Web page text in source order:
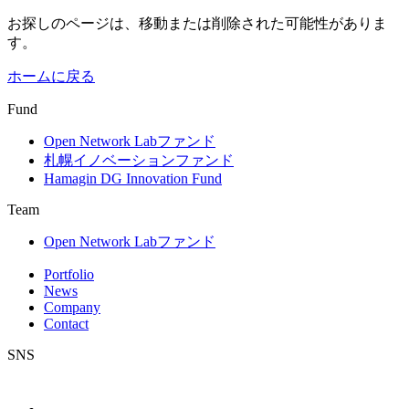
お探しのページは、移動または削除された可能性がありま
す。
ホームに戻る
Fund
Open Network Labファンド
札幌イノベーションファンド
Hamagin DG Innovation Fund
Team
Open Network Labファンド
Portfolio
News
Company
Contact
SNS